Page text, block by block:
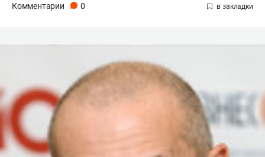
Комментарии 0